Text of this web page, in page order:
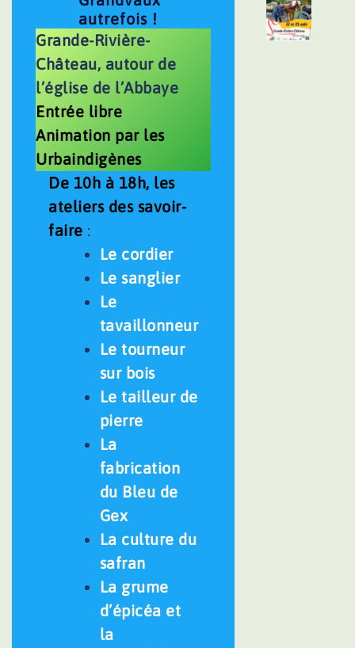
autrefois !
Grande-Rivière-
Château, autour de
l’église de l’Abbaye
Entrée libre
Animation par les
Urbaindigènes
De 10h à 18h, les
ateliers des savoir-
faire :
Le cordier
Le sanglier
Le
tavaillonneur
Le tourneur
sur bois
Le tailleur de
pierre
La
fabrication
du Bleu de
Gex
La culture du
safran
La grume
d’épicéa et
la